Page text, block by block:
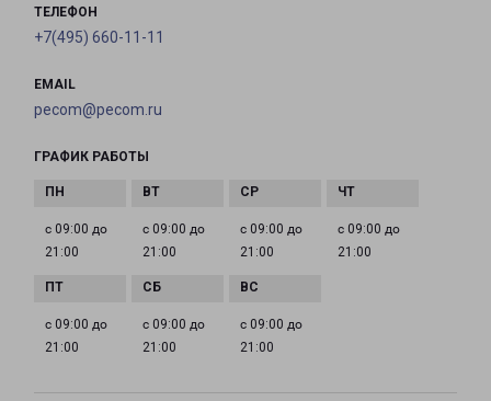
ТЕЛЕФОН
+7(495) 660-11-11
EMAIL
pecom@pecom.ru
ГРАФИК РАБОТЫ
с 09:00 до
21:00
с 09:00 до
21:00
с 09:00 до
21:00
с 09:00 до
21:00
с 09:00 до
21:00
с 09:00 до
21:00
с 09:00 до
21:00